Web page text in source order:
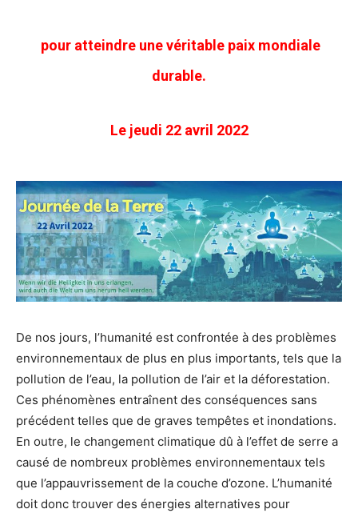
pour atteindre une véritable paix mondiale
durable.
Le jeudi 22 avril 2022
De nos jours, l’humanité est confrontée à des problèmes
environnementaux de plus en plus importants, tels que la
pollution de l’eau, la pollution de l’air et la déforestation.
Ces phénomènes entraînent des conséquences sans
précédent telles que de graves tempêtes et inondations.
En outre, le changement climatique dû à l’effet de serre a
causé de nombreux problèmes environnementaux tels
que l’appauvrissement de la couche d’ozone. L’humanité
doit donc trouver des énergies alternatives pour